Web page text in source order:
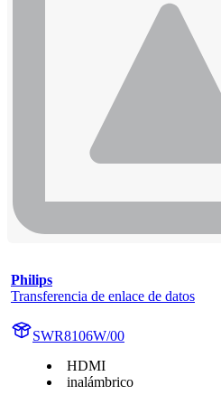
Philips
Transferencia de enlace de datos
SWR8106W/00
HDMI
inalámbrico